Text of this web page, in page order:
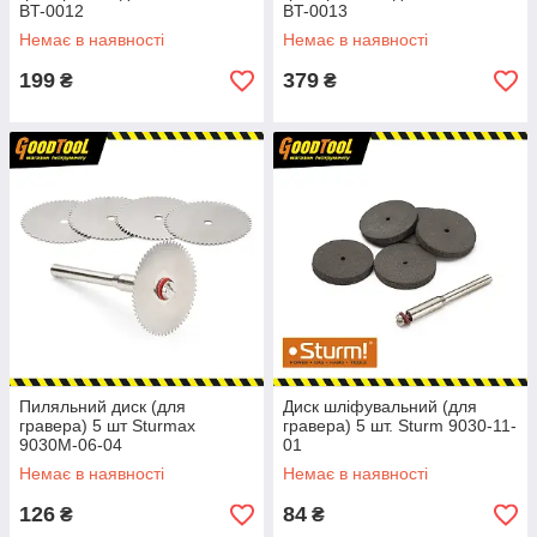
BT-0012
Немає в наявності
199 ₴
BT-0013
Немає в наявності
379 ₴
Пиляльний диск (для
гравера) 5 шт Sturmax
9030M-06-04
Немає в наявності
126 ₴
Диск шліфувальний (для
гравера) 5 шт. Sturm 9030-11-
01
Немає в наявності
84 ₴